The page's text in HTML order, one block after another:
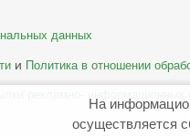
данных
и Политика в отношении
На
осуществляется